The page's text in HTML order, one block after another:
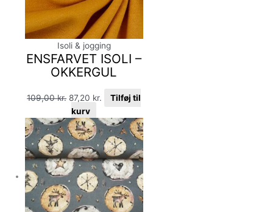
Isoli & jogging
ENSFARVET ISOLI –
OKKERGUL
109,00kr. 87,20 kr.
Tilføj til
kurv